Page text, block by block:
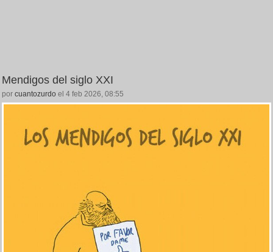
Mendigos del siglo XXI
por cuantozurdo el 4 feb 2026, 08:55